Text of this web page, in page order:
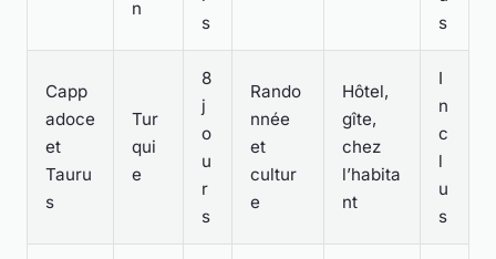
n
s
s
Capp
adoce
et
Tauru
s
Tur
qui
e
8
j
o
u
r
s
Rando
nnée
et
cultur
e
Hôtel,
gîte,
chez
l’habita
nt
I
n
c
l
u
s